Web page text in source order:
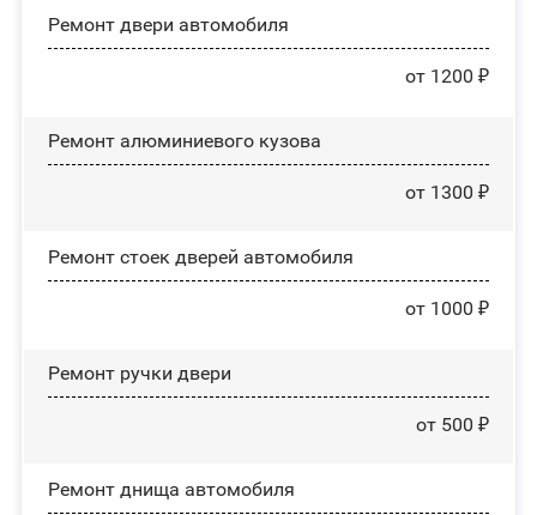
Ремонт двери автомобиля
от 1200 ₽
Ремонт алюминиевого кузова
от 1300 ₽
Ремонт стоек дверей автомобиля
от 1000 ₽
Ремонт ручки двери
от 500 ₽
Ремонт днища автомобиля